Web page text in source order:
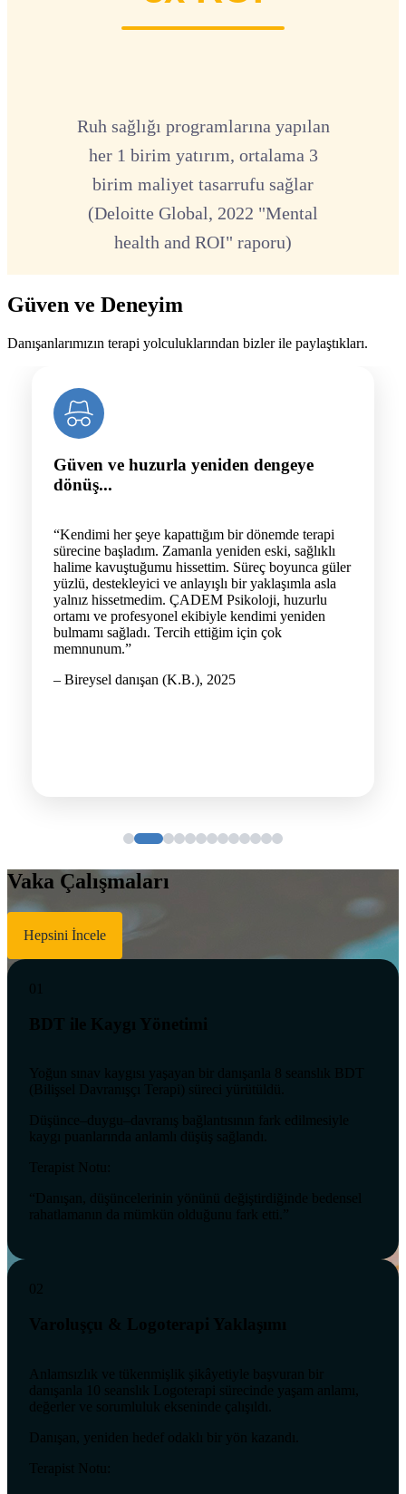
Ruh sağlığı programlarına yapılan
her 1 birim yatırım, ortalama 3
birim maliyet tasarrufu sağlar
(Deloitte Global, 2022 "Mental
health and ROI" raporu)
Güven ve Deneyim
Danışanlarımızın terapi yolculuklarından bizler ile paylaştıkları.
Güven ve huzurla yeniden dengeye
dönüş...
“Kendimi her şeye kapattığım bir dönemde terapi
sürecine başladım. Zamanla yeniden eski, sağlıklı
halime kavuştuğumu hissettim. Süreç boyunca güler
yüzlü, destekleyici ve anlayışlı bir yaklaşımla asla
yalnız hissetmedim. ÇADEM Psikoloji, huzurlu
ortamı ve profesyonel ekibiyle kendimi yeniden
bulmamı sağladı. Tercih ettiğim için çok
memnunum.”
– Bireysel danışan (K.B.), 2025
Vaka Çalışmaları
Hepsini İncele
01
BDT ile Kaygı Yönetimi
Yoğun sınav kaygısı yaşayan bir danışanla 8 seanslık BDT
(Bilişsel Davranışçı Terapi) süreci yürütüldü.
Düşünce–duygu–davranış bağlantısının fark edilmesiyle
kaygı puanlarında anlamlı düşüş sağlandı.
Terapist Notu:
“Danışan, düşüncelerinin yönünü değiştirdiğinde bedensel
rahatlamanın da mümkün olduğunu fark etti.”
02
Varoluşçu & Logoterapi Yaklaşımı
Anlamsızlık ve tükenmişlik şikâyetiyle başvuran bir
danışanla 10 seanslık Logoterapi sürecinde yaşam anlamı,
değerler ve sorumluluk ekseninde çalışıldı.
Danışan, yeniden hedef odaklı bir yön kazandı.
Terapist Notu: